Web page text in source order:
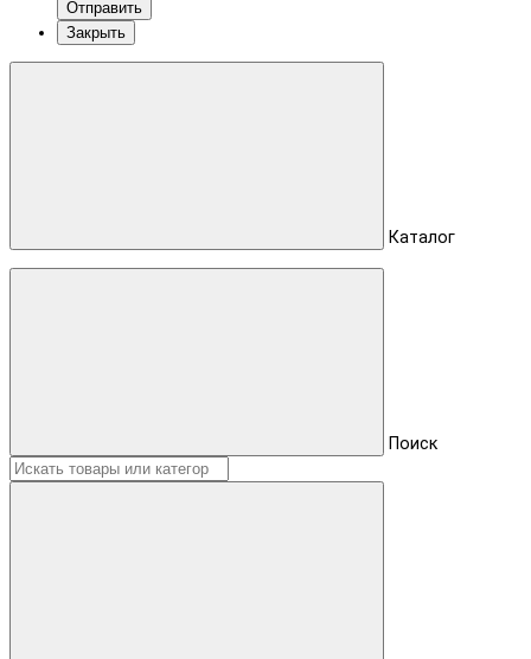
Отправить
Закрыть
Каталог
Поиск